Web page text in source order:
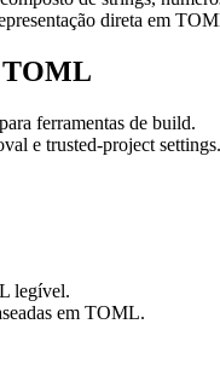
direta em
TOML
ferramentas de build.
e trusted-project settings.
legível.
em TOML.